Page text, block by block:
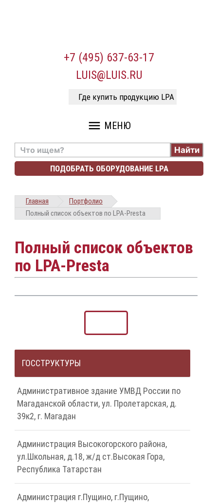
+7 (495) 637-63-17
LUIS@LUIS.RU
Где купить продукцию LPA
menu МЕНЮ
Найти
ПОДОБРАТЬ ОБОРУДОВАНИЕ LPA
Главная
Портфолио
Полный список объектов по LPA-Presta
Полный список объектов
по LPA-Presta
ГОССТРУКТУРЫ
Административное здание УМВД России по
Магаданской области, ул. Пролетарская, д.
39к2, г. Магадан
Администрация Высокогорского района,
ул.Школьная, д.18, ж/д ст.Высокая Гора,
Республика Татарстан
Администрация г.Пущино, г.Пущино,